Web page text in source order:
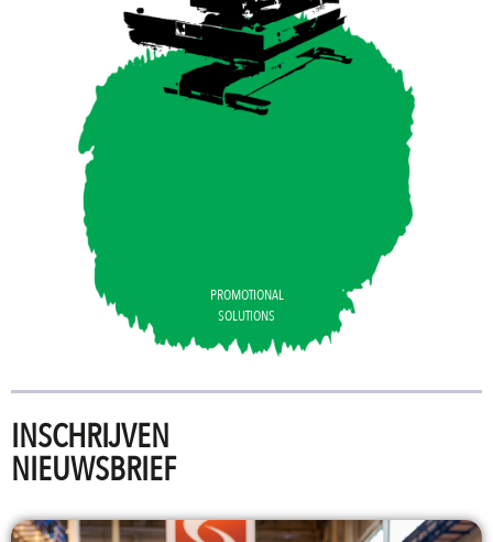
PROMOTIONAL
SOLUTIONS
INSCHRIJVEN
NIEUWSBRIEF